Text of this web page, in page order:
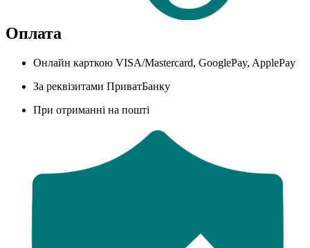
Оплата
Онлайн карткою VISA/Mastercard, GooglePay, ApplePay
За реквізитами ПриватБанку
При отриманні на пошті